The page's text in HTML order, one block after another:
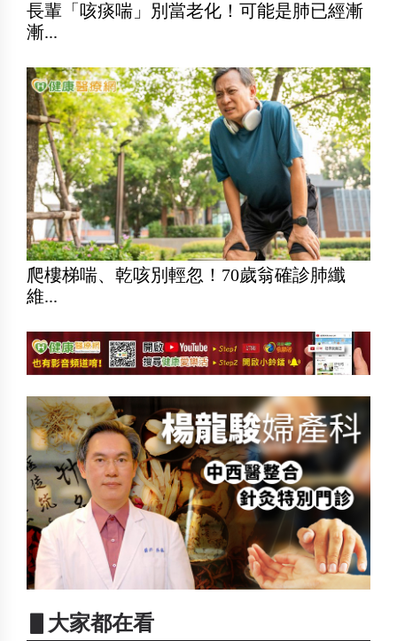
長輩「咳痰喘」別當老化！可能是肺已經漸
漸...
爬樓梯喘、乾咳別輕忽！70歲翁確診肺纖
維...
▋大家都在看